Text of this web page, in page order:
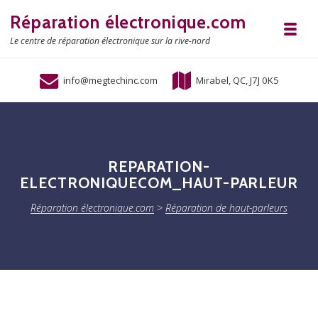
Réparation électronique.com
Le centre de réparation électronique sur la rive-nord
info@megtechinc.com Mirabel, QC, J7J 0K5
REPARATION-
ELECTRONIQUECOM_HAUT-PARLEUR
Réparation électronique.com > Réparation de haut-parleurs